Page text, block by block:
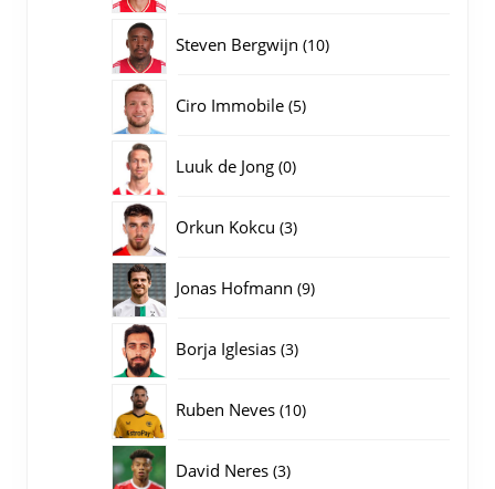
Steven Bergwijn 1010
Ciro Immobile 55
Luuk de Jong 00
Orkun Kokcu 33
Jonas Hofmann 99
Borja Iglesias 33
Ruben Neves 1010
David Neres 33